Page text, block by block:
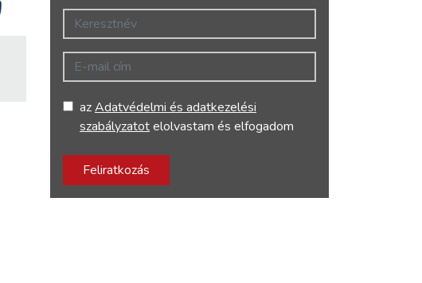
Keresztnév
E-mail cím
azAdatvédelmi és adatkezelési
szabályzatotelolvastam és elfogadom
Feliratkozás